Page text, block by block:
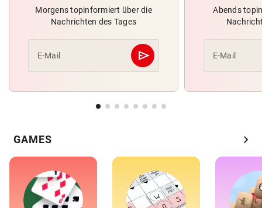
Morgens topinformiert über die
Nachrichten des Tages
E-Mail send
Abschicken
Abends
E-Mail
GAMES chevron_right